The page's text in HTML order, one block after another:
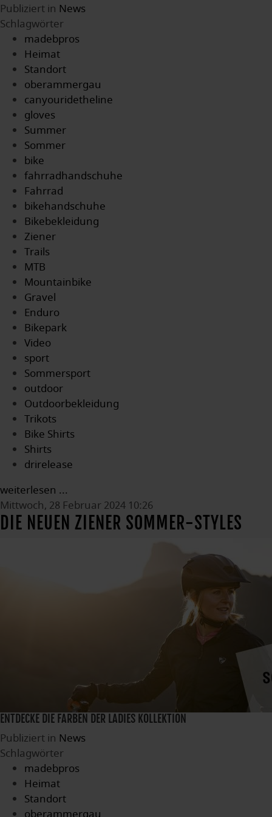
Publiziert in News
Schlagwörter
madebpros
Heimat
Standort
oberammergau
canyouridetheline
gloves
Summer
Sommer
bike
fahrradhandschuhe
Fahrrad
bikehandschuhe
Bikebekleidung
Ziener
Trails
MTB
Mountainbike
Gravel
Enduro
Bikepark
Video
sport
Sommersport
outdoor
Outdoorbekleidung
Trikots
Bike Shirts
Shirts
drirelease
weiterlesen ...
Mittwoch, 28 Februar 2024 10:26
DIE NEUEN ZIENER SOMMER-STYLES
ENTDECKE DIE FARBEN DER LADIES KOLLEKTION
Publiziert in News
Schlagwörter
madebpros
Heimat
Standort
oberammergau